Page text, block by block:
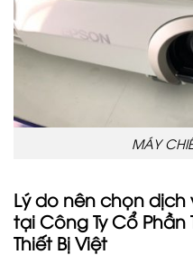
MÁY
Lý do nên chọn dịch
tại Công Ty Cổ
Thiết Bị Việt